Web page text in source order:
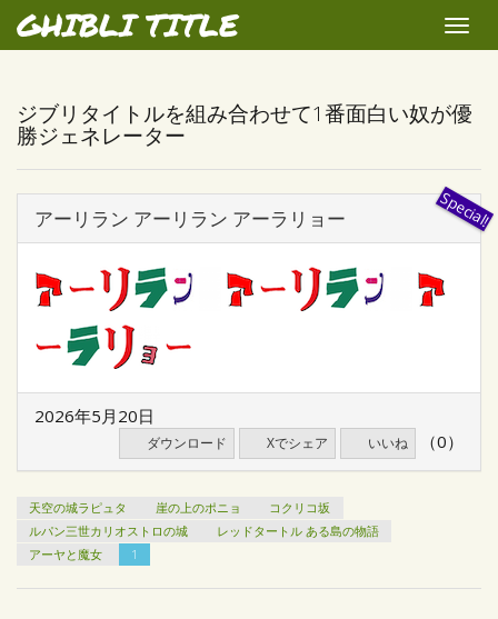
GHIBLI TITLE
Toggle
ジブリタイトルを組み合わせて1番面白い奴が優
勝ジェネレーター
アーリラン アーリラン アーラリョー
2026年5月20日
ダウンロード Xでシェア いいね （0）
天空の城ラピュタ 崖の上のポニョ
コクリコ坂
ルパン三世カリオストロの城
レッドタートル ある島の物語
アーヤと魔女
1